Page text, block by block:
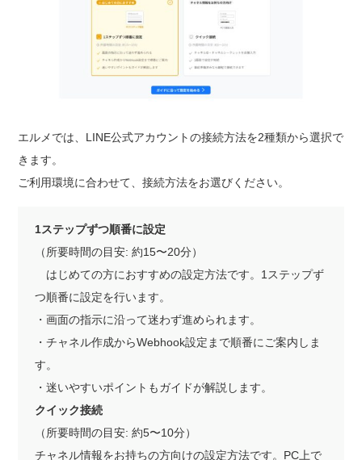
エルメでは、LINE公式アカウントの接続方法を2種類から選択で
きます。
ご利用環境に合わせて、接続方法をお選びください。
1ステップずつ順番に設定
（所要時間の目安: 約15〜20分）
はじめての方におすすめの設定方法です。1ステップず
つ順番に設定を行います。
・画面の指示に沿って迷わず進められます。
・チャネル作成からWebhook設定まで順番にご案内しま
す。
・迷いやすいポイントもガイドが解説します。
クイック接続
（所要時間の目安: 約5〜10分）
チャネル情報をお持ちの方向けの設定方法です。PC上で